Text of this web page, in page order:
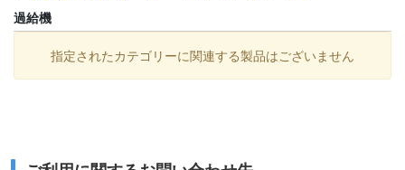
過給機
指定されたカテゴリーに関連する製品はございません